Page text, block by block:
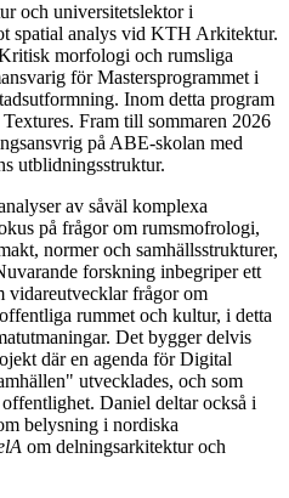
och universitetslektor i
spatial analys vid KTH Arkitektur.
morfologi och rumsliga
för Mastersprogrammet i
Inom detta program
Fram till sommaren 2026
på ABE-skolan med
utblidningsstruktur.
av såväl komplexa
på frågor om rumsmofrologi,
normer och samhällsstrukturer,
forskning inbegriper ett
vidareutvecklar frågor om
rummet och kultur, i detta
Det bygger delvis
där en agenda för Digital
utvecklades, och som
Daniel deltar också i
belysning i nordiska
om delningsarkitektur och